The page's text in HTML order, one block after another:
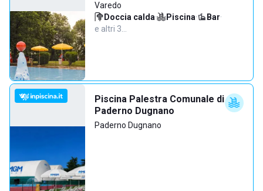
Varedo
Doccia calda· Piscina· Bar·
e altri 3…
Piscina Palestra Comunale di
Paderno Dugnano
Paderno Dugnano